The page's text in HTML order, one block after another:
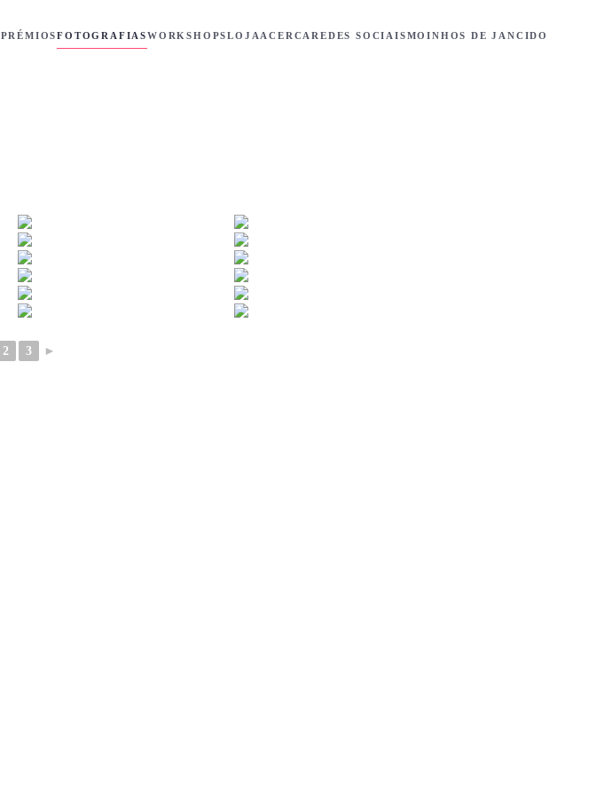
PRÉMIOSFOTOGRAFIASWORKSHOPSLOJA ACERCAREDES SOCIAISMOINHOS DE JANCIDO
2 3 ►